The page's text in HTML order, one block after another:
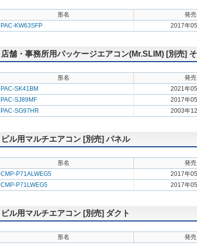
形名 発売
PAC-KW63SFP
2017年
店舗・事務所用パッケージエアコン(Mr.SLIM) [別売]
形名 発売
PAC-SK41BM
2021年
PAC-SJ89MF
2017年
PAC-SG97HR
2003年
ビル用マルチエアコン [別売] パネル
形名 発売
CMP-P71ALWEG5
2017年
CMP-P71LWEG5
2017年
ビル用マルチエアコン [別売] ダクト
形名 発売